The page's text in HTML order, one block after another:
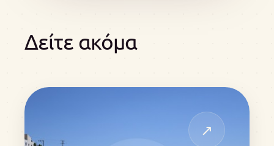
Δείτε ακόμα
↗